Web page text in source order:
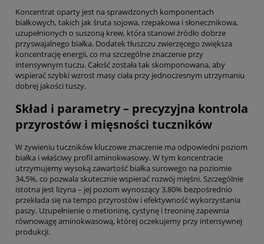
Koncentrat oparty jest na sprawdzonych komponentach
białkowych, takich jak śruta sojowa, rzepakowa i słonecznikowa,
uzupełnionych o suszoną krew, która stanowi źródło dobrze
przyswajalnego białka. Dodatek tłuszczu zwierzęcego zwiększa
koncentrację energii, co ma szczególne znaczenie przy
intensywnym tuczu. Całość została tak skomponowana, aby
wspierać szybki wzrost masy ciała przy jednoczesnym utrzymaniu
dobrej jakości tuszy.
Skład i parametry – precyzyjna kontrola
przyrostów i mięsności tuczników
W żywieniu tuczników kluczowe znaczenie ma odpowiedni poziom
białka i właściwy profil aminokwasowy. W tym koncentracie
utrzymujemy wysoką zawartość białka surowego na poziomie
34,5%, co pozwala skutecznie wspierać rozwój mięśni. Szczególnie
istotna jest lizyna – jej poziom wynoszący 3,80% bezpośrednio
przekłada się na tempo przyrostów i efektywność wykorzystania
paszy. Uzupełnienie o metioninę, cystynę i treoninę zapewnia
równowagę aminokwasową, której oczekujemy przy intensywnej
produkcji.